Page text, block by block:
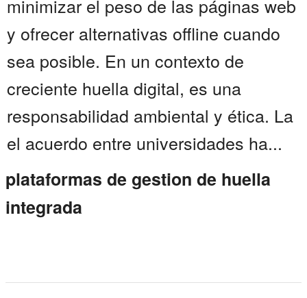
minimizar el peso de las páginas web
y ofrecer alternativas offline cuando
sea posible. En un contexto de
creciente huella digital, es una
responsabilidad ambiental y ética. La
el acuerdo entre universidades ha...
plataformas de gestion de huella
integrada